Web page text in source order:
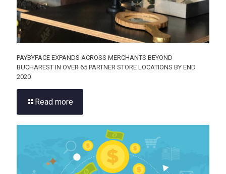
PAYBYFACE EXPANDS ACROSS MERCHANTS BEYOND
BUCHAREST IN OVER 65 PARTNER STORE LOCATIONS BY END
2020
Read more